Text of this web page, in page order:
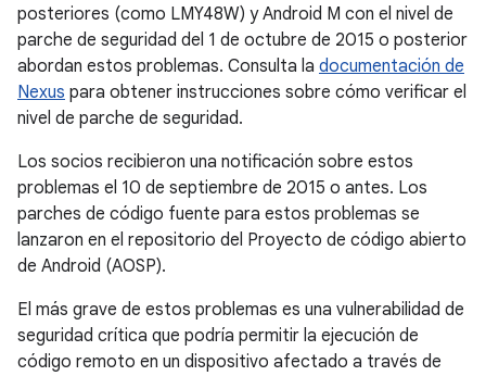
posteriores (como LMY48W) y Android M con el nivel de
parche de seguridad del 1 de octubre de 2015 o posterior
abordan estos problemas. Consulta la documentación de
Nexus para obtener instrucciones sobre cómo verificar el
nivel de parche de seguridad.
Los socios recibieron una notificación sobre estos
problemas el 10 de septiembre de 2015 o antes. Los
parches de código fuente para estos problemas se
lanzaron en el repositorio del Proyecto de código abierto
de Android (AOSP).
El más grave de estos problemas es una vulnerabilidad de
seguridad crítica que podría permitir la ejecución de
código remoto en un dispositivo afectado a través de